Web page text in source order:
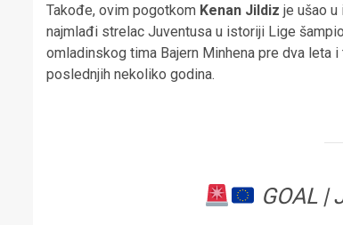
Takođe, ovim pogotkom Kenan Jildiz je ušao
najmlađi strelac Juventusa u istoriji Lige
omladinskog tima Bajern Minhena pre dva
poslednjih nekoliko godina.
GOAL |